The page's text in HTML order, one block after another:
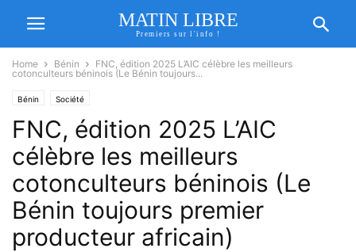
MATIN LIBRE
Premiers sur l'info !
Home Bénin
FNC, édition 2025 L’AIC célèbre les meilleurs
cotonculteurs béninois (Le Bénin toujours...
Bénin Société
FNC, édition 2025 L’AIC
célèbre les meilleurs
cotonculteurs béninois (Le
Bénin toujours premier
producteur africain)